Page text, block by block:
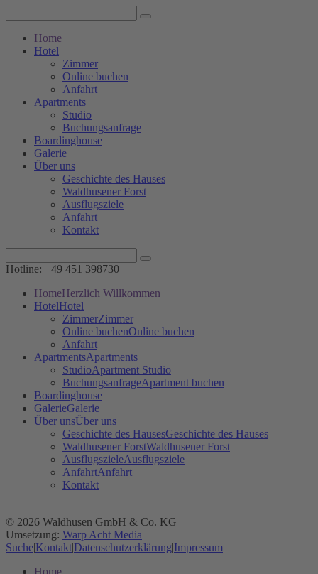
Home
Hotel
Zimmer
Online buchen
Anfahrt
Apartments
Studio
Buchungsanfrage
Boardinghouse
Galerie
Über uns
Geschichte des Hauses
Waldhusener Forst
Ausflugsziele
Anfahrt
Kontakt
Hotline: +49 451 398730
HomeHerzlich Willkommen
HotelHotel
ZimmerZimmer
Online buchenOnline buchen
Anfahrt
ApartmentsApartments
StudioApartment Studio
BuchungsanfrageApartment buchen
Boardinghouse
GalerieGalerie
Über unsÜber uns
Geschichte des HausesGeschichte des Hauses
Waldhusener ForstWaldhusener Forst
AusflugszieleAusflugsziele
AnfahrtAnfahrt
Kontakt
© 2026 Waldhusen GmbH & Co. KG
Umsetzung: Warp Acht Media
Suche|Kontakt|Datenschutzerklärung|Impressum
Home